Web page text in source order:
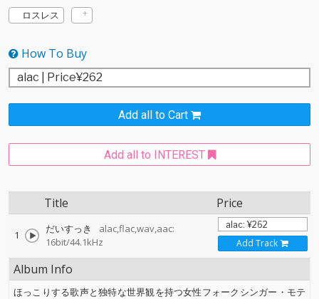
ロスレス
How To Buy
Add all to Cart
Add all to INTEREST
Title Price
1 だいすっき
alac,flac,wav,aac:
16bit/44.1kHz
Add Track
Album Info
ほっこりする歌声と独特な世界観を持つ女性フォークシンガー・モテ